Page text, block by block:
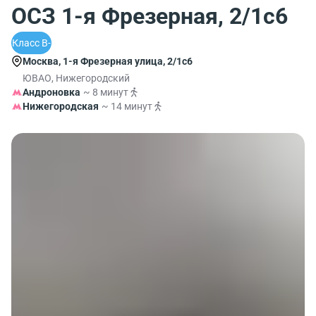
ОСЗ 1-я Фрезерная, 2/1с6
Класс B-
Москва, 1-я Фрезерная улица, 2/1с6
ЮВАО, Нижегородский
Андроновка ~ 8 минут
Нижегородская ~ 14 минут